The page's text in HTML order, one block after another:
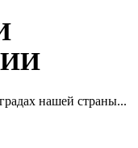
нашей страны...